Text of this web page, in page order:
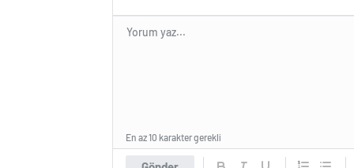
En az 10 karakter gerekli